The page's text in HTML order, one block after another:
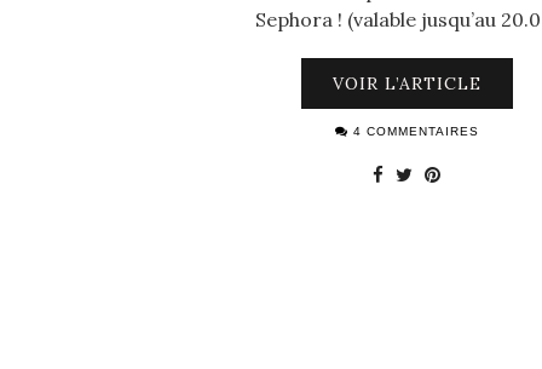
Sephora ! (valable jusqu’au
VOIR L’ARTICLE
4 COMMENTAIRES